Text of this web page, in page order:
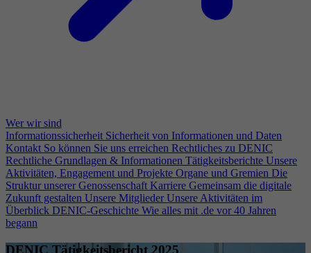
Wer wir sind
Informationssicherheit Sicherheit von Informationen und Daten
Kontakt So können Sie uns erreichen Rechtliches zu DENIC
Rechtliche Grundlagen & Informationen Tätigkeitsberichte Unsere
Aktivitäten, Engagement und Projekte Organe und Gremien Die
Struktur unserer Genossenschaft Karriere Gemeinsam die digitale
Zukunft gestalten Unsere Mitglieder Unsere Aktivitäten im
Überblick DENIC-Geschichte Wie alles mit .de vor 40 Jahren
begann
DENIC Tätigkeitsbericht 2025